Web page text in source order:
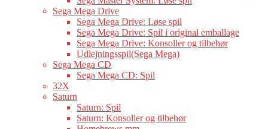
Sega Mega Drive
Sega Mega Drive: Løse spil
Sega Mega Drive: Spil i original emballage
Sega Mega Drive: Konsoller og tilbehør
Udlejningsspil(Sega Mega)
Sega Mega CD
Sega Mega CD: Spil
32X
Saturn
Saturn: Spil
Saturn: Konsoller og tilbehør